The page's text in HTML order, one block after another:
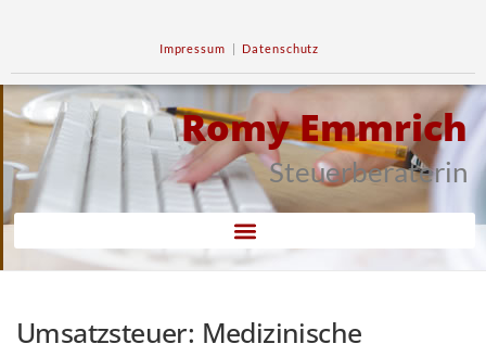
Impressum | Datenschutz
Romy Emmrich
Steuerberaterin
Umsatzsteuer: Medizinische